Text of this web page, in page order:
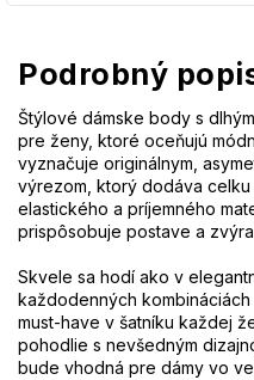
Podrobný
Štýlové dámske body s
pre ženy, ktoré oceňujú
vyznačuje originálnym,
výrezom, ktorý dodáva
elastického a príjemného
prispôsobuje postave a
Skvele sa hodí ako v
každodenných
must-have v šatníku každej
pohodlie s nevšedným
bude vhodná pre dámy vo